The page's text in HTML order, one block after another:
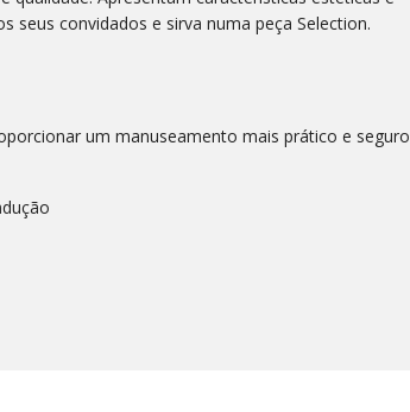
seus convidados e sirva numa peça Selection.
um manuseamento mais prático e seguro